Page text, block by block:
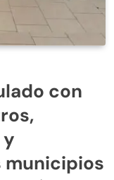
con
municipios